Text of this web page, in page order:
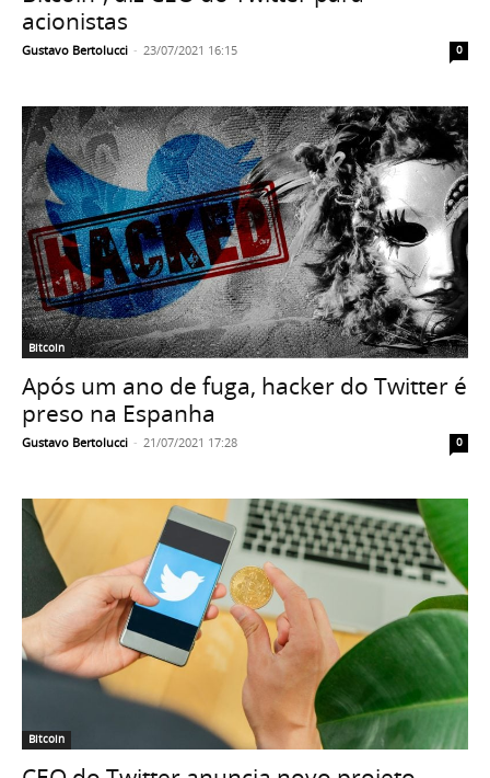
acionistas
Gustavo Bertolucci - 23/07/2021 16:15 0
Bitcoin
Após um ano de fuga, hacker do Twitter é
preso na Espanha
Gustavo Bertolucci - 21/07/2021 17:28 0
Bitcoin